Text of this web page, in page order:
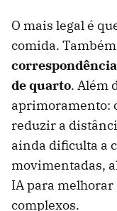
O mais legal é
comida. Também
de quarto. Além
aprimoramento:
reduzir a
ainda dificulta a
movimentadas,
IA para
complexos.